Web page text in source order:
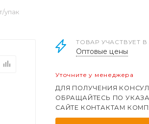
упак
ТОВАР УЧАСТВУЕТ В
Оптовые цены
Уточните у менеджера
ДЛЯ ПОЛУЧЕНИЯ
ОБРАЩАЙТЕСЬ ПО
САЙТЕ КОНТАКТАМ